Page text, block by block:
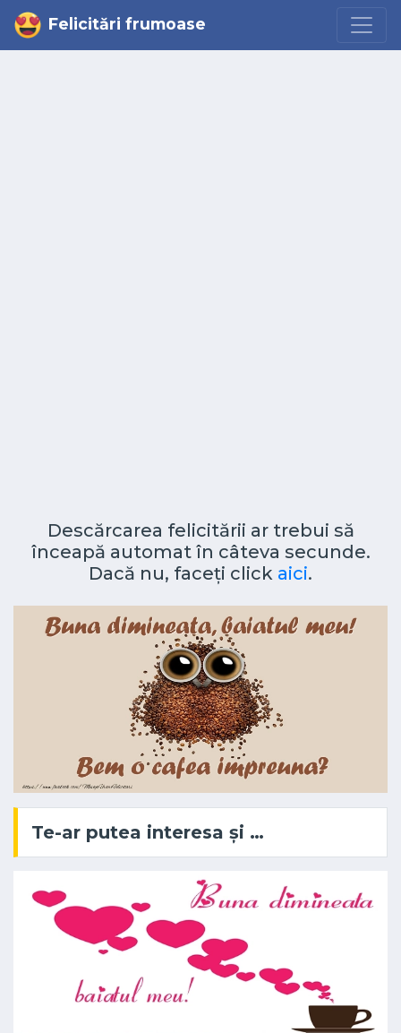
Felicitări frumoase
Descărcarea felicitării ar trebui să
înceapă automat în câteva secunde.
Dacă nu, faceți click aici.
Te-ar putea interesa și …